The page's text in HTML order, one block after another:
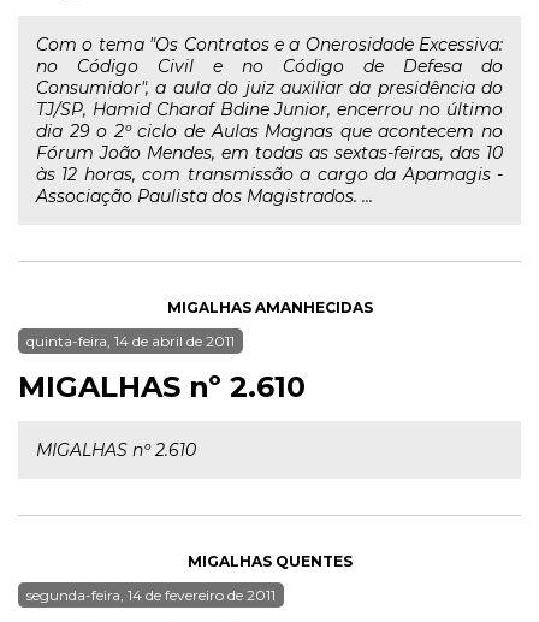
Com o tema "Os Contratos e a Onerosidade Excessiva:
no Código Civil e no Código de Defesa do
Consumidor", a aula do juiz auxiliar da presidência do
TJ/SP, Hamid Charaf Bdine Junior, encerrou no último
dia 29 o 2º ciclo de Aulas Magnas que acontecem no
Fórum João Mendes, em todas as sextas-feiras, das 10
às 12 horas, com transmissão a cargo da Apamagis -
Associação Paulista dos Magistrados. ...
MIGALHAS AMANHECIDAS
quinta-feira, 14 de abril de 2011
MIGALHAS nº 2.610
MIGALHAS nº 2.610
MIGALHAS QUENTES
segunda-feira, 14 de fevereiro de 2011